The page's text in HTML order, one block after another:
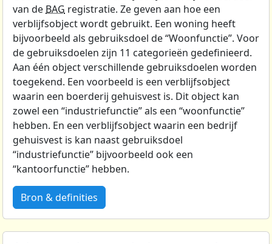
van de BAG registratie. Ze geven aan hoe een
verblijfsobject wordt gebruikt. Een woning heeft
bijvoorbeeld als gebruiksdoel de “Woonfunctie”. Voor
de gebruiksdoelen zijn 11 categorieën gedefinieerd.
Aan één object verschillende gebruiksdoelen worden
toegekend. Een voorbeeld is een verblijfsobject
waarin een boerderij gehuisvest is. Dit object kan
zowel een “industriefunctie” als een “woonfunctie”
hebben. En een verblijfsobject waarin een bedrijf
gehuisvest is kan naast gebruiksdoel
“industriefunctie” bijvoorbeeld ook een
“kantoorfunctie” hebben.
Bron & definities